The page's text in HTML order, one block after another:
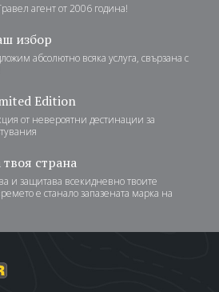
агент от 2006 година!
избор
абсолютно всяка услуга, свързана с
Edition
от невероятни дестинации за
страна
и защитава всекидневно твоите
е станало запазената марка на